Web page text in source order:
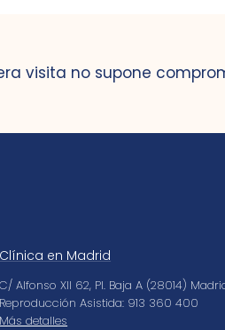
visita no supone
Clínica en Madrid
C/ Alfonso XII 62, Pl. Baja A (28014)
Reproducción Asistida: 913 360 400
Más detalles